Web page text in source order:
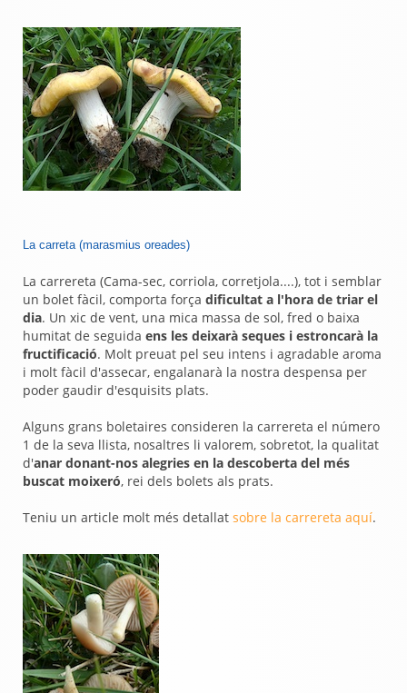
La carreta (marasmius oreades)
La carrereta (Cama-sec, corriola, corretjola....), tot i semblar
un bolet fàcil, comporta força dificultat a l'hora de triar el
dia. Un xic de vent, una mica massa de sol, fred o baixa
humitat de seguida ens les deixarà seques i estroncarà la
fructificació. Molt preuat pel seu intens i agradable aroma
i molt fàcil d'assecar, engalanarà la nostra despensa per
poder gaudir d'esquisits plats.
Alguns grans boletaires consideren la carrereta el número
1 de la seva llista, nosaltres li valorem, sobretot, la qualitat
d'anar donant-nos alegries en la descoberta del més
buscat moixeró, rei dels bolets als prats.
Teniu un article molt més detallat sobre la carrereta aquí.